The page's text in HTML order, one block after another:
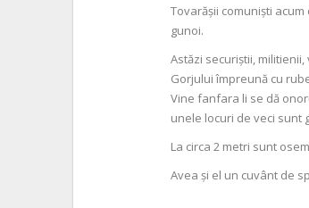
Tovarășii comuniști
gunoi.
Astăzi securiștii,
Gorjului împreună cu
Vine fanfara li se dă
unele locuri de veci sunt
La circa 2 metri sunt
Avea și el un cuvânt de